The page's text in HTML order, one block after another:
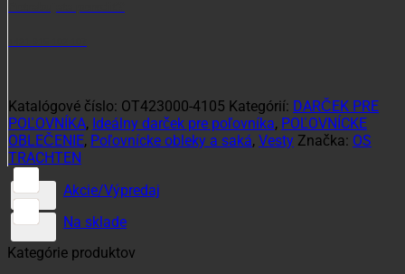
Katalógové číslo: OT423000-4105 Kategórií: DARČEK PRE
POĽOVNÍKA, Ideálny darček pre poľovníka, POĽOVNÍCKE
OBLEČENIE, Poľovnícke obleky a saká, Vesty Značka: OS
TRACHTEN
Akcie/Výpredaj
Na sklade
Kategórie produktov